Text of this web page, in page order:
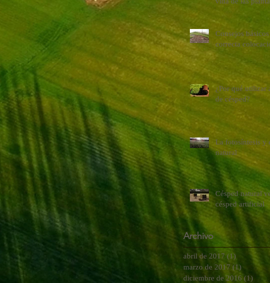
Consejos básicos
correcta
¿Por qué utilizar
de césped?
La fotosíntesis y
natural
Césped natural
césped artificial
Archivo
abril de 2017 (1) 1 entrada
marzo de 2017 (1) 1 entrada
diciembre de 2016 (1) 1